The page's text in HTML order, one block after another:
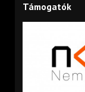
Támogatók